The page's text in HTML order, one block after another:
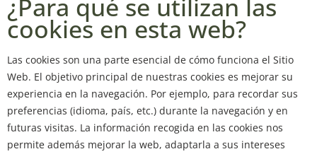
¿Para qué se utilizan las
cookies en esta web?
Las cookies son una parte esencial de cómo funciona el Sitio
Web. El objetivo principal de nuestras cookies es mejorar su
experiencia en la navegación. Por ejemplo, para recordar sus
preferencias (idioma, país, etc.) durante la navegación y en
futuras visitas. La información recogida en las cookies nos
permite además mejorar la web, adaptarla a sus intereses